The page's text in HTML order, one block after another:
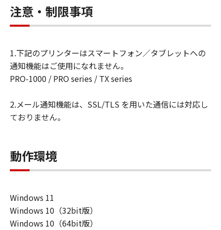
します）することができます。お客様はま
た、お客様が「プリンタ」を使用すること
に、本契約の条件の下で、「許諾ソフトウ
エア」を使用させることができます。その
場合、お客様には、かかる「指定ユーザ」
べての責任を負っていただくものとしま
す。 (2) お客様は、再使用許諾、譲渡、頒
「本ソフトウエア」を使用もしくは利用さ
せることはできません。
(3) お客様は、「本ソフトウエア」の全部
ジニアリング、逆コンパイルまたは逆アセ
ンブル等することはできません。また第三
者にこのような行為をさせてはなりませ
注意・制限事項
1.下記のプリンターはスマートフォン／タブレットへの
通知機能はご使用になれません。
PRO-1000 / PRO series / TX series
2.メール通知機能は、SSL/TLS を用いた通信には対応し
ておりません。
動作環境
Windows 11
Windows 10（32bit版）
Windows 10（64bit版）